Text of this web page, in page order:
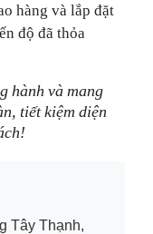
hàng và lắp đặt
độ đã thỏa
hành và mang
tiết kiệm diện
Tây Thạnh,